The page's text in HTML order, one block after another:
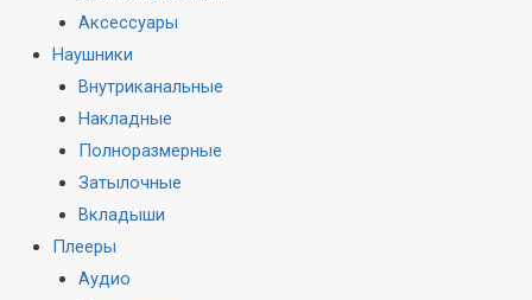
Аксессуары
Наушники
Внутриканальные
Накладные
Полноразмерные
Затылочные
Вкладыши
Плееры
Аудио